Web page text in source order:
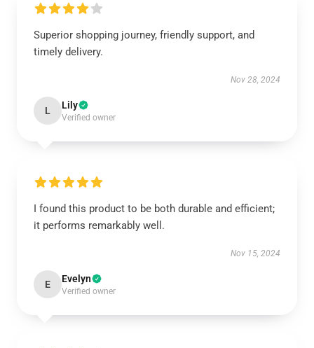
Superior shopping journey, friendly support, and
timely delivery.
Nov 28, 2024
L Lily
Verified owner
I found this product to be both durable and efficient;
it performs remarkably well.
Nov 15, 2024
E Evelyn
Verified owner